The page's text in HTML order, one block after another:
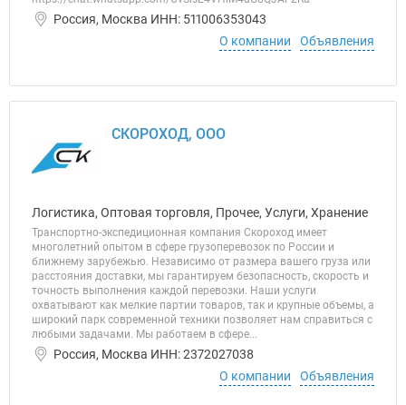
Россия, Москва ИНН: 511006353043
О компании
Объявления
СКОРОХОД, ООО
Логистика, Оптовая торговля, Прочее, Услуги, Хранение
Транспортно-экспедиционная компания Скороход имеет
многолетний опытом в сфере грузоперевозок по России и
ближнему зарубежью. Независимо от размера вашего груза или
расстояния доставки, мы гарантируем безопасность, скорость и
точность выполнения каждой перевозки. Наши услуги
охватывают как мелкие партии товаров, так и крупные объемы, а
широкий парк современной техники позволяет нам справиться с
любыми задачами. Мы работаем в сфере...
Россия, Москва ИНН: 2372027038
О компании
Объявления